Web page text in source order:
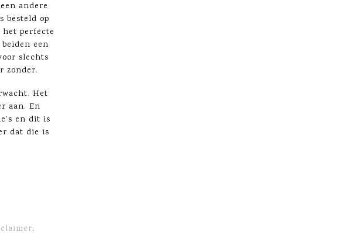
andere
besteld op
perfecte
een
slechts
zonder.
Het
aan. En
en dit is
dat die is
.